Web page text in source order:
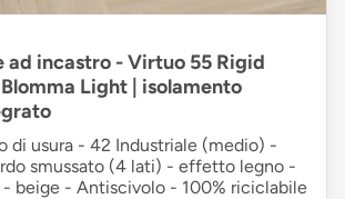
ad incastro - Virtuo 55 Rigid
Light | isolamento
di usura - 42 Industriale (medio) -
smussato (4 lati) - effetto legno -
- beige - Antiscivolo - 100% riciclabile